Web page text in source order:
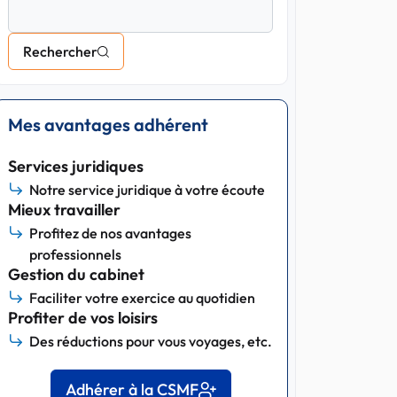
Rechercher
Mes avantages adhérent
Services juridiques
Notre service juridique à votre écoute
Mieux travailler
Profitez de nos avantages
professionnels
Gestion du cabinet
Faciliter votre exercice au quotidien
Profiter de vos loisirs
Des réductions pour vous voyages, etc.
Adhérer à la CSMF